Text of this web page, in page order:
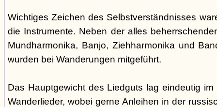
Wichtiges Zeichen des Selbstverständnisses
die Instrumente. Neben der alles
Mundharmonika, Banjo, Ziehharmonika und
wurden bei Wanderungen mitgeführt.
Das Hauptgewicht des Liedguts lag eindeutig
Wanderlieder, wobei gerne Anleihen in der